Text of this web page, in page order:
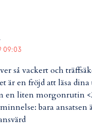
09:03
så vackert och
är en fröjd att läsa
en liten morgonrutin
bara ansatsen